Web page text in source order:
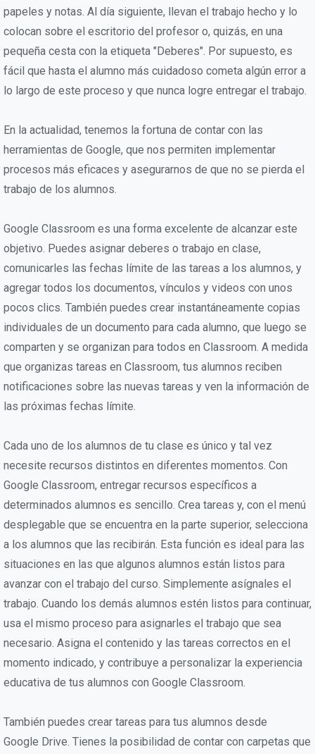
papeles y notas. Al día siguiente, llevan el trabajo hecho y lo
colocan sobre el escritorio del profesor o, quizás, en una
pequeña cesta con la etiqueta "Deberes". Por supuesto, es
fácil que hasta el alumno más cuidadoso cometa algún error a
lo largo de este proceso y que nunca logre entregar el trabajo.
En la actualidad, tenemos la fortuna de contar con las
herramientas de Google, que nos permiten implementar
procesos más eficaces y asegurarnos de que no se pierda el
trabajo de los alumnos.
Google Classroom es una forma excelente de alcanzar este
objetivo. Puedes asignar deberes o trabajo en clase,
comunicarles las fechas límite de las tareas a los alumnos, y
agregar todos los documentos, vínculos y videos con unos
pocos clics. También puedes crear instantáneamente copias
individuales de un documento para cada alumno, que luego se
comparten y se organizan para todos en Classroom. A medida
que organizas tareas en Classroom, tus alumnos reciben
notificaciones sobre las nuevas tareas y ven la información de
las próximas fechas límite.
Cada uno de los alumnos de tu clase es único y tal vez
necesite recursos distintos en diferentes momentos. Con
Google Classroom, entregar recursos específicos a
determinados alumnos es sencillo. Crea tareas y, con el menú
desplegable que se encuentra en la parte superior, selecciona
a los alumnos que las recibirán. Esta función es ideal para las
situaciones en las que algunos alumnos están listos para
avanzar con el trabajo del curso. Simplemente asígnales el
trabajo. Cuando los demás alumnos estén listos para continuar,
usa el mismo proceso para asignarles el trabajo que sea
necesario. Asigna el contenido y las tareas correctos en el
momento indicado, y contribuye a personalizar la experiencia
educativa de tus alumnos con Google Classroom.
También puedes crear tareas para tus alumnos desde
Google Drive. Tienes la posibilidad de contar con carpetas que